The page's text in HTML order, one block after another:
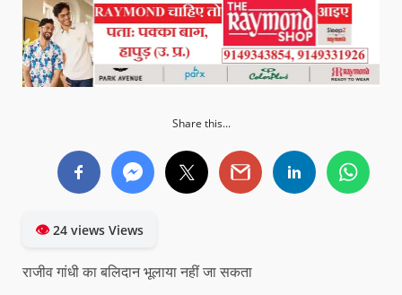
Share this...
👁24 views Views
राजीव गांधी का बलिदान भूलाया नहीं जा सकता